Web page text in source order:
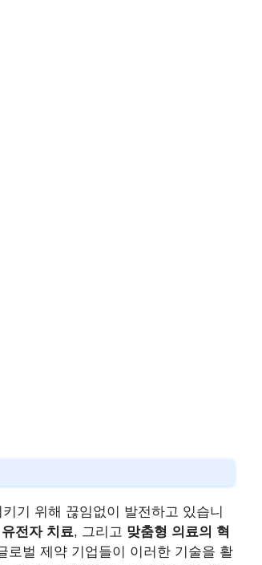
기 위해 끊임없이 발전하고 있습니
전자 치료, 그리고 맞춤형 의료의 혁
로벌 제약 기업들이 이러한 기술을 활